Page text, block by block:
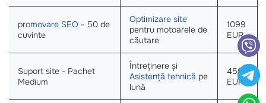
promovare SEO - 50 de
cuvinte
Optimizare site
pentru motoarele de
căutare
1099
EUR
Suport site - Pachet
Medium
Întreținere și
Asistență tehnică pe
lună
450
EUR